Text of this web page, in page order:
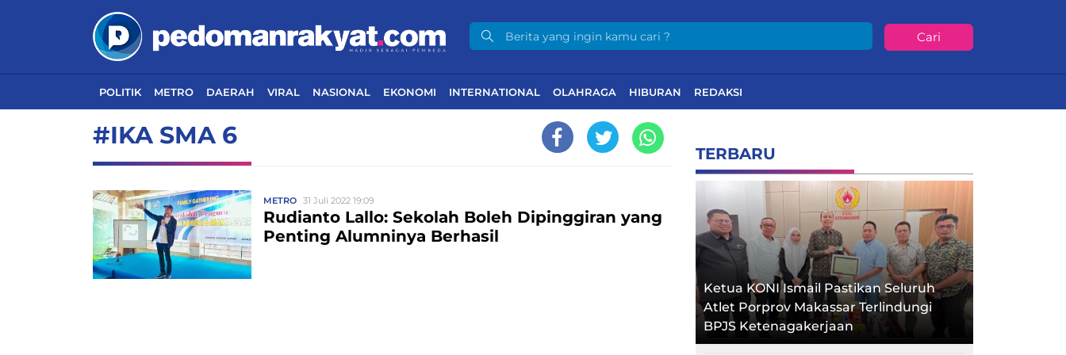
Cari
POLITIK METRO DAERAH VIRAL NASIONAL EKONOMI INTERNATIONAL OLAHRAGA HIBURAN REDAKSI
#IKA SMA 6
METRO 31 Juli 2022 19:09
Rudianto Lallo: Sekolah Boleh Dipinggiran yang
Penting Alumninya Berhasil
TERBARU
Ketua KONI Ismail Pastikan Seluruh
Atlet Porprov Makassar Terlindungi
BPJS Ketenagakerjaan